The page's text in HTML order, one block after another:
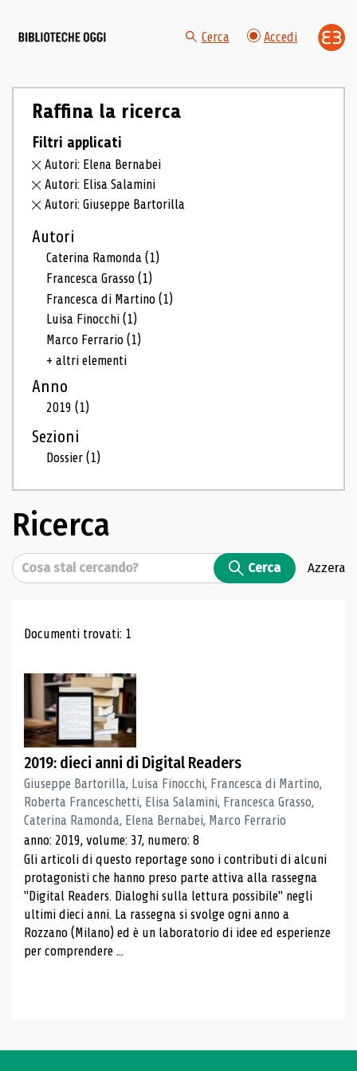
Cerca Accedi
Raffina la ricerca
Filtri applicati
Autori: Elena Bernabei
Autori: Elisa Salamini
Autori: Giuseppe Bartorilla
Autori
Caterina Ramonda(1)
Francesca Grasso(1)
Francesca di Martino(1)
Luisa Finocchi(1)
Marco Ferrario(1)
+ altri elementi
Anno
2019(1)
Sezioni
Dossier(1)
Ricerca
Cerca Cerca Azzera
Risultati di ricerca
Documenti trovati: 1
2019: dieci anni di Digital Readers
Giuseppe Bartorilla, Luisa Finocchi, Francesca di Martino,
Roberta Franceschetti, Elisa Salamini, Francesca Grasso,
Caterina Ramonda, Elena Bernabei, Marco Ferrario
anno: 2019, volume: 37, numero: 8
Gli articoli di questo reportage sono i contributi di alcuni
protagonisti che hanno preso parte attiva alla rassegna
"Digital Readers. Dialoghi sulla lettura possibile" negli
ultimi dieci anni. La rassegna si svolge ogni anno a
Rozzano (Milano) ed è un laboratorio di idee ed esperienze
per comprendere ...